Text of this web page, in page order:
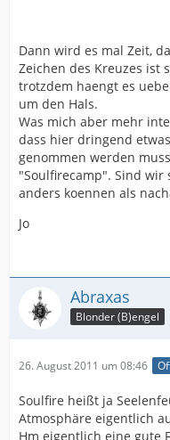
Dann wird es mal Zeit,
Zeichen des Kreuzes ist
trotzdem haengt es
um den Hals.
Was mich aber mehr
dass hier dringend
genommen werden
"Soulfirecamp". Sind wir
anders koennen als
Jo
Abraxas
Blonder (B)engel
26. August 2011 um 08:46
Soulfire heißt ja
Atmosphäre eigentlich
Hm eigentlich eine gute